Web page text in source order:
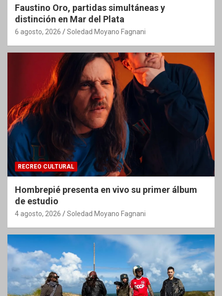
Faustino Oro, partidas simultáneas y
distinción en Mar del Plata
6 agosto, 2026 Soledad Moyano Fagnani
RECREO CULTURAL
Hombrepié presenta en vivo su primer álbum
de estudio
4 agosto, 2026 Soledad Moyano Fagnani